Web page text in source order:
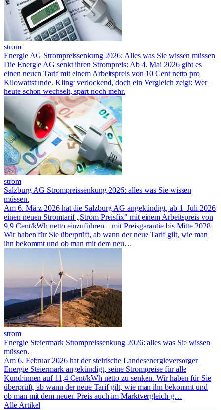
strom
Energie AG Strompreissenkung 2026: Alles was Sie wissen müssen
Die Energie AG senkt ihren Strompreis: Ab 4. Mai 2026 gibt es
einen neuen Tarif mit einem Arbeitspreis von 10 Cent netto pro
Kilowattstunde. Klingt verlockend, doch ein Vergleich zeigt: Wer
heute schon wechselt, spart noch mehr.
strom
Salzburg AG Strompreissenkung 2026: alles was Sie wissen
müssen.
Am 6. März 2026 hat die Salzburg AG angekündigt, ab 1. Juli 2026
einen neuen Stromtarif „Strom Preisfix" mit einem Arbeitspreis von
9,9 Cent/kWh netto einzuführen – mit Preisgarantie bis Mitte 2028.
Wir haben für Sie überprüft, ab wann der neue Tarif gilt, wie man
ihn bekommt und ob man mit dem neu…
strom
Energie Steiermark Strompreissenkung 2026: alles was Sie wissen
müssen.
Am 6. Februar 2026 hat der steirische Landesenergieversorger
Energie Steiermark angekündigt, seine Strompreise für alle
Kund:innen auf 11,4 Cent/kWh netto zu senken. Wir haben für Sie
überprüft, ab wann der neue Tarif gilt, wie man ihn bekommt und
ob man mit dem neuen Preis auch im Marktvergleich g…
Alle Artikel